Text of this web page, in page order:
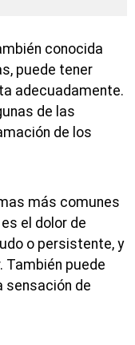
conocida
puede tener
adecuadamente.
de las
de los
más comunes
el dolor de
o persistente, y
También puede
sensación de